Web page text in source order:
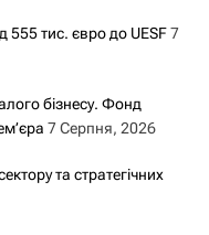
555 тис. євро до UESF7
бізнесу. Фонд
7 Серпня, 2026
та стратегічних